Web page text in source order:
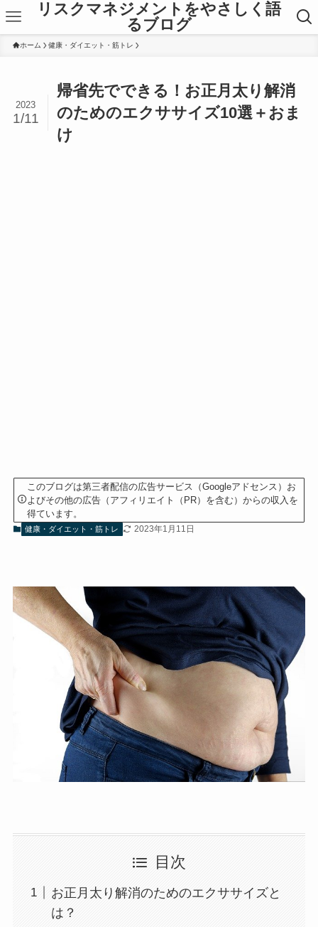
リスクマネジメントをやさしく語
るブログ
ホーム 健康・ダイエット・筋トレ
帰省先でできる！お正月太り解消
のためのエクササイズ10選＋おま
け
2023
1/11
このブログは第三者配信の広告サービス（Googleアドセンス）お
よびその他の広告（アフィリエイト（PR）を含む）からの収入を
得ています。
健康・ダイエット・筋トレ 2023年1月11日
目次
お正月太り解消のためのエクササイズと
は？